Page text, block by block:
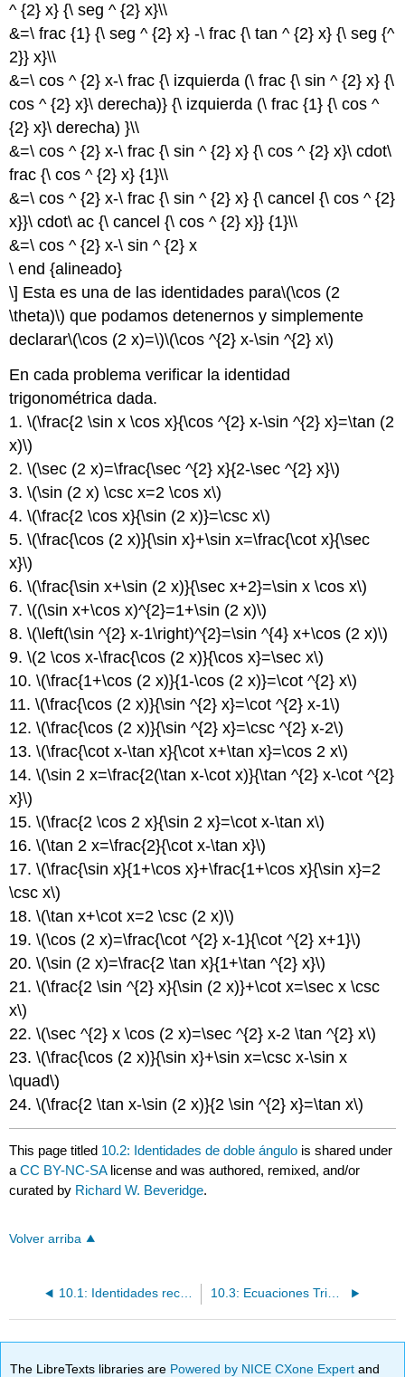
^ {2} x} {\ seg ^ {2} x}\\
&=\ frac {1} {\ seg ^ {2} x} -\ frac {\ tan ^ {2} x} {\ seg {^
2}} x}\\
&=\ cos ^ {2} x-\ frac {\ izquierda (\ frac {\ sin ^ {2} x} {\
cos ^ {2} x}\ derecha)} {\ izquierda (\ frac {1} {\ cos ^
{2} x}\ derecha) }\\
&=\ cos ^ {2} x-\ frac {\ sin ^ {2} x} {\ cos ^ {2} x}\ cdot\
frac {\ cos ^ {2} x} {1}\\
&=\ cos ^ {2} x-\ frac {\ sin ^ {2} x} {\ cancel {\ cos ^ {2}
x}}\ cdot\ ac {\ cancel {\ cos ^ {2} x}} {1}\\
&=\ cos ^ {2} x-\ sin ^ {2} x
\ end {alineado}
\] Esta es una de las identidades para\(\cos (2
\theta)\) que podamos detenernos y simplemente
declarar\(\cos (2 x)=\)\(\cos ^{2} x-\sin ^{2} x\)
En cada problema verificar la identidad
trigonométrica dada.
1.\(\frac{2 \sin x \cos x}{\cos ^{2} x-\sin ^{2} x}=\tan (2
x)\)
2.\(\sec (2 x)=\frac{\sec ^{2} x}{2-\sec ^{2} x}\)
3.\(\sin (2 x) \csc x=2 \cos x\)
4.\(\frac{2 \cos x}{\sin (2 x)}=\csc x\)
5.\(\frac{\cos (2 x)}{\sin x}+\sin x=\frac{\cot x}{\sec
x}\)
6.\(\frac{\sin x+\sin (2 x)}{\sec x+2}=\sin x \cos x\)
7.\((\sin x+\cos x)^{2}=1+\sin (2 x)\)
8.\(\left(\sin ^{2} x-1\right)^{2}=\sin ^{4} x+\cos (2 x)\)
9.\(2 \cos x-\frac{\cos (2 x)}{\cos x}=\sec x\)
10.\(\frac{1+\cos (2 x)}{1-\cos (2 x)}=\cot ^{2} x\)
11.\(\frac{\cos (2 x)}{\sin ^{2} x}=\cot ^{2} x-1\)
12.\(\frac{\cos (2 x)}{\sin ^{2} x}=\csc ^{2} x-2\)
13.\(\frac{\cot x-\tan x}{\cot x+\tan x}=\cos 2 x\)
14.\(\sin 2 x=\frac{2(\tan x-\cot x)}{\tan ^{2} x-\cot ^{2}
x}\)
15.\(\frac{2 \cos 2 x}{\sin 2 x}=\cot x-\tan x\)
16.\(\tan 2 x=\frac{2}{\cot x-\tan x}\)
17.\(\frac{\sin x}{1+\cos x}+\frac{1+\cos x}{\sin x}=2
\csc x\)
18.\(\tan x+\cot x=2 \csc (2 x)\)
19.\(\cos (2 x)=\frac{\cot ^{2} x-1}{\cot ^{2} x+1}\)
20.\(\sin (2 x)=\frac{2 \tan x}{1+\tan ^{2} x}\)
21.\(\frac{2 \sin ^{2} x}{\sin (2 x)}+\cot x=\sec x \csc
x\)
22.\(\sec ^{2} x \cos (2 x)=\sec ^{2} x-2 \tan ^{2} x\)
23.\(\frac{\cos (2 x)}{\sin x}+\sin x=\csc x-\sin x
\quad\)
24.\(\frac{2 \tan x-\sin (2 x)}{2 \sin ^{2} x}=\tan x\)
This page titled 10.2: Identidades de doble ángulo is shared under
aCC BY-NC-SA license and was authored, remixed, and/or
curated by Richard W. Beveridge.
Volver arriba
10.1: Identidades recíprocas y pitagóreas 10.3: Ecuaciones Trigonométricas
The LibreTexts libraries are Powered by NICE CXone Expertand